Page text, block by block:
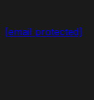
[email protected]